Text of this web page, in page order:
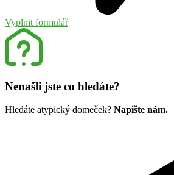
Vyplnit formulář
Nenašli jste co hledáte?
Hledáte atypický domeček? Napište nám.